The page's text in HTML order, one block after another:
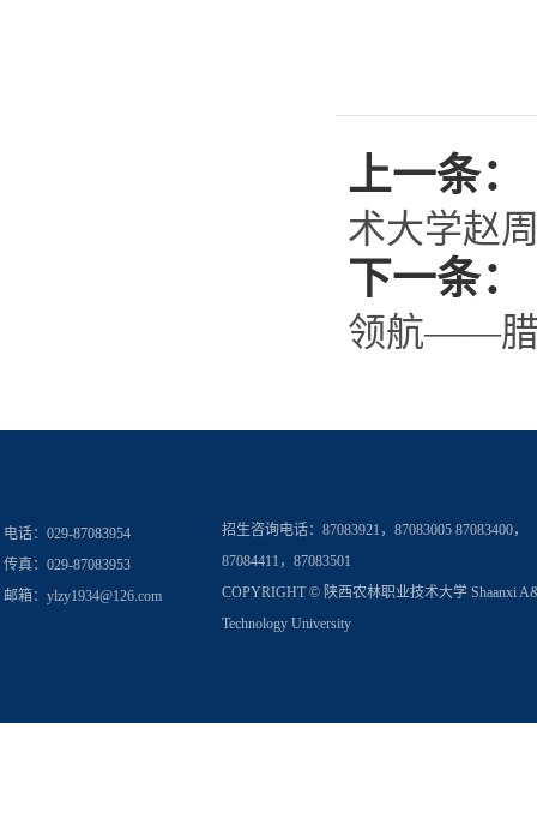
上一条：
术大学赵
下一条：
领航——
电话：029-87083954
传真：029-87083953
邮箱： ylzy1934@126.com
招生咨询电话： 87083921，87083005 87083400，
87084411，87083501
COPYRIGHT © 陕西农林职业技术大学 Shaanxi
Technology University